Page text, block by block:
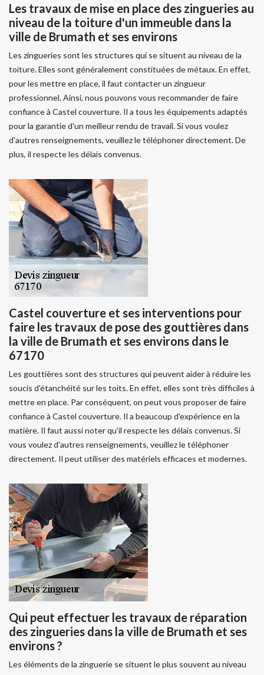
Les travaux de mise en place des zingueries au
niveau de la toiture d'un immeuble dans la
ville de Brumath et ses environs
Les zingueries sont les structures qui se situent au niveau de la
toiture. Elles sont généralement constituées de métaux. En effet,
pour les mettre en place, il faut contacter un zingueur
professionnel. Ainsi, nous pouvons vous recommander de faire
confiance à Castel couverture. Il a tous les équipements adaptés
pour la garantie d'un meilleur rendu de travail. Si vous voulez
d'autres renseignements, veuillez le téléphoner directement. De
plus, il respecte les délais convenus.
Castel couverture et ses interventions pour
faire les travaux de pose des gouttières dans
la ville de Brumath et ses environs dans le
67170
Les gouttières sont des structures qui peuvent aider à réduire les
soucis d'étanchéité sur les toits. En effet, elles sont très difficiles à
mettre en place. Par conséquent, on peut vous proposer de faire
confiance à Castel couverture. Il a beaucoup d'expérience en la
matière. Il faut aussi noter qu'il respecte les délais convenus. Si
vous voulez d'autres renseignements, veuillez le téléphoner
directement. Il peut utiliser des matériels efficaces et modernes.
Qui peut effectuer les travaux de réparation
des zingueries dans la ville de Brumath et ses
environs ?
Les éléments de la zinguerie se situent le plus souvent au niveau